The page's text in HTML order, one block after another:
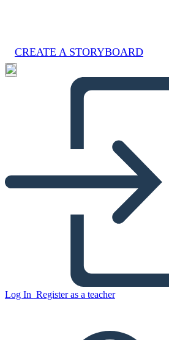
CREATE A STORYBOARD
Log In Register as a teacher